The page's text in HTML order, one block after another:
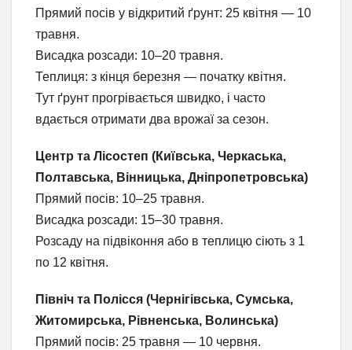
Прямий посів у відкритий ґрунт: 25 квітня — 10
травня.
Висадка розсади: 10–20 травня.
Теплиця: з кінця березня — початку квітня.
Тут ґрунт прогрівається швидко, і часто
вдається отримати два врожаї за сезон.
Центр та Лісостеп (Київська, Черкаська,
Полтавська, Вінницька, Дніпропетровська)
Прямий посів: 10–25 травня.
Висадка розсади: 15–30 травня.
Розсаду на підвіконня або в теплицю сіють з 1
по 12 квітня.
Північ та Полісся (Чернігівська, Сумська,
Житомирська, Рівненська, Волинська)
Прямий посів: 25 травня — 10 червня.